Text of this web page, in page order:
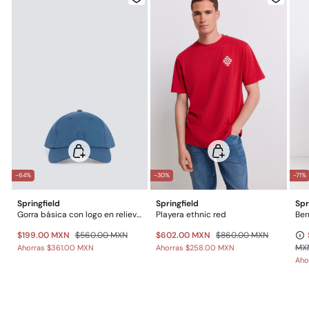
Otros estados de la República Mexicana: 2-5 días
$ 55
-64%
Springfield
Gorra básica con logo en relieve Springfield
$199.00 MXN $560.00 MXN
Ahorras $361.00 MXN
-30%
Springfield
Playera ethnic red
$602.00 MXN $860.00 MXN
Ahorras$258.00 MXN
-71%